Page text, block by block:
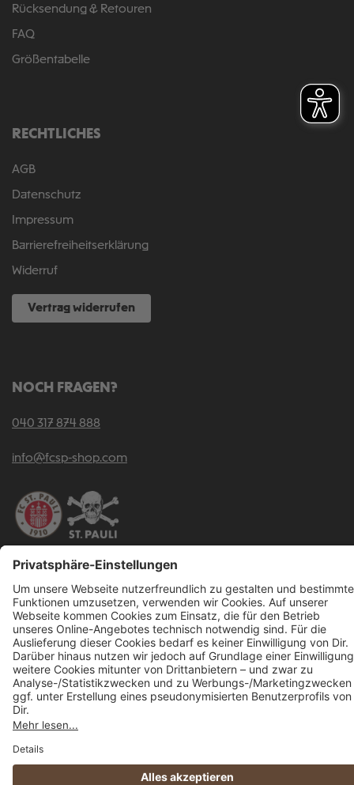
Rücksendung & Retouren
FAQ
Größentabelle
RECHTLICHES
AGB
Datenschutz
Impressum
Barrierefreiheitserklärung
Widerruf
Vertrag widerrufen
NOCH FRAGEN?
040 317 874 888
info@fcsp-shop.com
Alle Preise inkl. gesetzl. Mehrwertsteuer zzgl.Versandkosten und ggf.
Nachnahmegebühren, wenn nicht anders angegeben.